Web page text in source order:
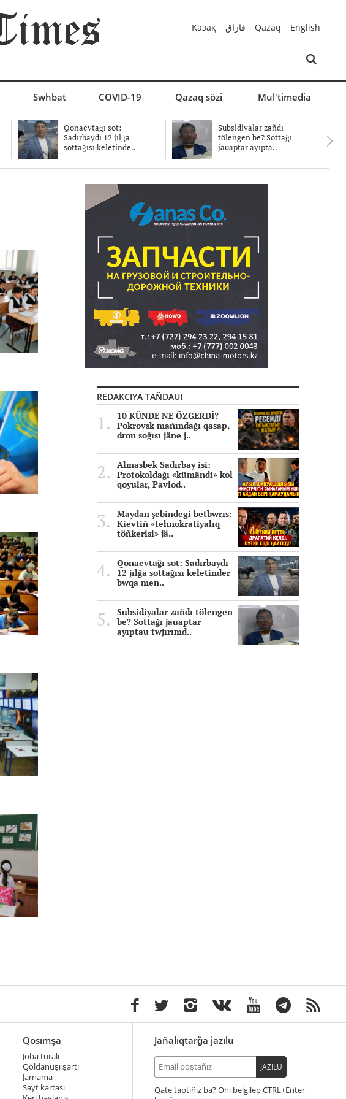
Қазақ قازاق Qazaq English
Swhbat COVID-19 Qazaq sözi Mul'timedia
Qonaevtağı sot:
Sadırbaydı 12 jılğa
sottağısı keletinde..
Subsidiyalar zañdı
tölengen be? Sottağı
jauaptar ayıpta..
REDAKCIYA TAÑDAUI
10 KÜNDE NE ÖZGERDİ?
Pokrovsk mañındağı qasap,
dron soğısı jäne j..
Almasbek Sadırbay isi:
Protokoldağı «kümändi» kol
qoyular, Pavlod..
Maydan şebindegi betbwrıs:
Kievtiñ «tehnokratiyalıq
töñkerisi» jä..
Qonaevtağı sot: Sadırbaydı
12 jılğa sottağısı keletinder
bwqa men..
Subsidiyalar zañdı tölengen
be? Sottağı jauaptar
ayıptau twjırımd..
Qosımşa
Joba turalı
Qoldanuşı şartı
Jarnama
Sayt kartası
Jañalıqtarğa jazılu
JAZILU
Qate taptıñız ba? Onı belgilep
+Enter